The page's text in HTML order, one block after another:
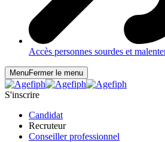
Accès personnes sourdes et
MenuFermer le menu
S'inscrire
Candidat
Recruteur
Conseiller professionnel